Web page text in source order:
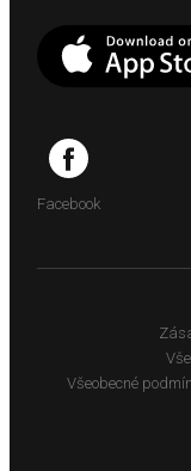
Facebook
Všeobecné